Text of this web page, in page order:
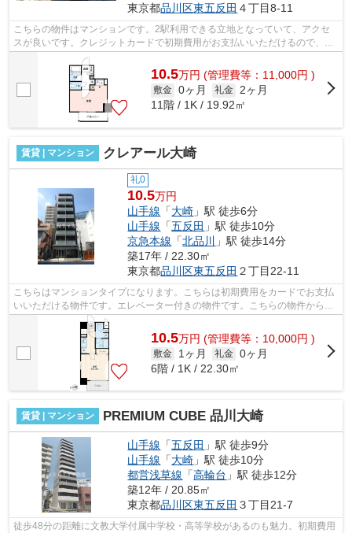
東京都品川区東五反田 ４丁目8-11
こちらの物件はマンションです。2駅利用できる立地となっていて、アクセ
スが良いです。クレジットカードで初期費用がお支払いいただけるので、決
済の手間が軽減できます。夏場は特に涼...
10.5万円 (管理費等：11,000円 )
敷金 0ヶ月 礼金 2ヶ月
11階 / 1K / 19.92㎡
賃貸 | マンション クレアール大崎
礼0
10.5万円
山手線 「大崎 」駅 徒歩6分
山手線 「五反田 」駅 徒歩10分
京急本線 「北品川
」駅 徒歩14分
築17年 / 22.30㎡
東京都品川区東五反田 ２丁目22-11
こちらはマンションタイプになります。こちらは初期費用をカードでお支払
いいただける物件です。エレベーター付きの物件です。こちらの物件からは
2駅が近くにあり、移動範囲も広がりま...
10.5万円 (管理費等：10,000円 )
敷金 1ヶ月 礼金 0ヶ月
6階 / 1K / 22.30㎡
賃貸 | マンション PREMIUM CUBE 品川大崎
山手線 「五反田 」駅 徒歩9分
山手線 「大崎 」駅 徒歩10分
都営浅草線 「高輪台 」駅 徒歩12分
築12年 / 20.85㎡
東京都品川区東五反田 ３丁目21-7
徒歩48分の距離に文教大学付属中学校・高等学校があるのも魅力。初期費用